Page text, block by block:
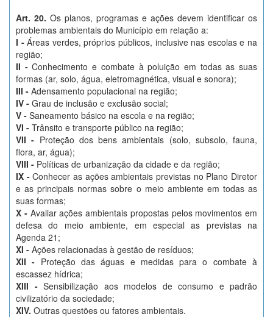
Art. 20. Os planos, programas e ações devem identificar os
problemas ambientais do Município em relação a:
I -Áreas verdes, próprios públicos, inclusive nas escolas e na
região;
II -Conhecimento e combate à poluição em todas as suas
formas (ar, solo, água, eletromagnética, visual e sonora);
III - Adensamento populacional na região;
IV - Grau de inclusão e exclusão social;
V - Saneamento básico na escola e na região;
VI - Trânsito e transporte público na região;
VII - Proteção dos bens ambientais (solo, subsolo, fauna,
flora, ar, água);
VIII - Políticas de urbanização da cidade e da região;
IX -Conhecer as ações ambientais previstas no Plano Diretor
e as principais normas sobre o meio ambiente em todas as
suas formas;
X - Avaliar ações ambientais propostas pelos movimentos em
defesa do meio ambiente, em especial as previstas na
Agenda 21;
XI - Ações relacionadas à gestão de resíduos;
XII - Proteção das águas e medidas para o combate à
escassez hídrica;
XIII - Sensibilização aos modelos de consumo e padrão
civilizatório da sociedade;
XIV. Outras questões ou fatores ambientais.